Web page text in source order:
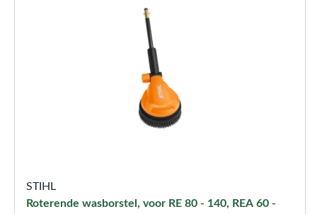
STIHL
Roterende wasborstel, voor RE 80 - 140, REA 60 -